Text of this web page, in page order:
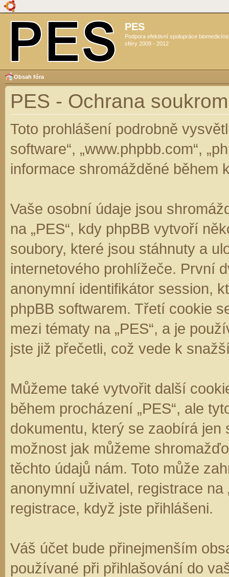
PES
Podpora efektivní spolupráce
sféry 2009 - 2012
Obsah fóra
PES - Ochrana
Toto prohlášení podrobně
software“, „www.phpbb.com“,
informace shromážděné během
Vaše osobní údaje jsou
na „PES“, kdy phpBB vytvoří
soubory, které jsou stáhnuty a
internetového prohlížeče. První
anonymní identifikátor session,
phpBB softwarem. Třetí cookie
mezi tématy na „PES“, a je
jste již přečetli, což vede k
Můžeme také vytvořit další
během procházení „PES“, ale
dokumentu, který se zaobírá jen
možnost jak můžeme
těchto údajů nám. Toto může
anonymní uživatel, registrace
registrace, když jste přihlášeni.
Váš účet bude přinejmenším
používané při přihlašování do